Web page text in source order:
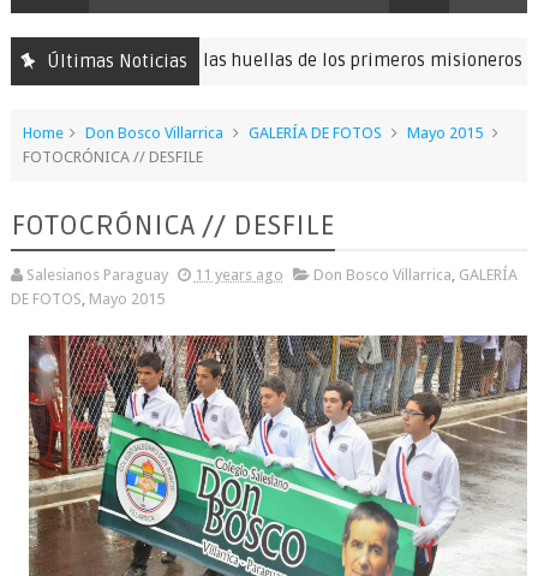
Últimas Noticias
para seguir las huellas de los primeros misioneros
Home Don Bosco Villarrica GALERÍA DE FOTOS
Mayo 2015
FOTOCRÓNICA // DESFILE
FOTOCRÓNICA // DESFILE
Salesianos Paraguay 11 years ago Don Bosco Villarrica GALERÍA
DE FOTOS Mayo 2015